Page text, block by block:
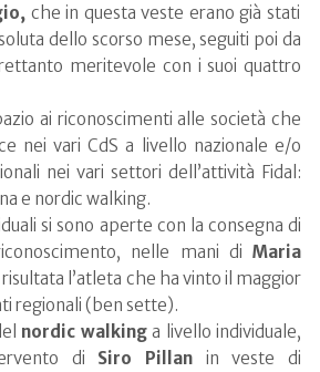
che in questa veste erano già stati
dello scorso mese, seguiti poi da
meritevole con i suoi quattro
ai riconoscimenti alle società che
nei vari CdS a livello nazionale e/o
nei vari settori dell’attività Fidal:
e nordic walking.
si sono aperte con la consegna di
nelle mani di Maria
risultata l’atleta che ha vinto il maggior
regionali (ben sette).
nordic walkinga livello individuale,
di Siro Pillan in veste di